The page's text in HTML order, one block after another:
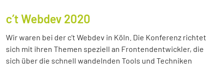
c’t Webdev 2020
Wir waren bei der c’t Webdev in Köln. Die Konferenz richtet
sich mit ihren Themen speziell an Frontendentwickler, die
sich über die schnell wandelnden Tools und Techniken